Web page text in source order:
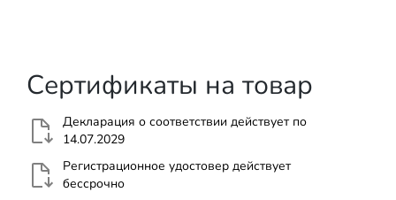
Сертификаты на товар
Декларация о соответствии действует по
14.07.2029
Регистрационное удостовер действует
бессрочно